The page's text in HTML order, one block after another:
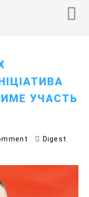
УЧАСТЬ
Digest